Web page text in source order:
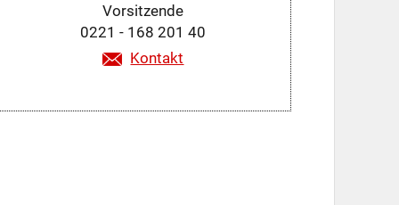
Vorsitzende
0221 - 168 201 40
Kontakt